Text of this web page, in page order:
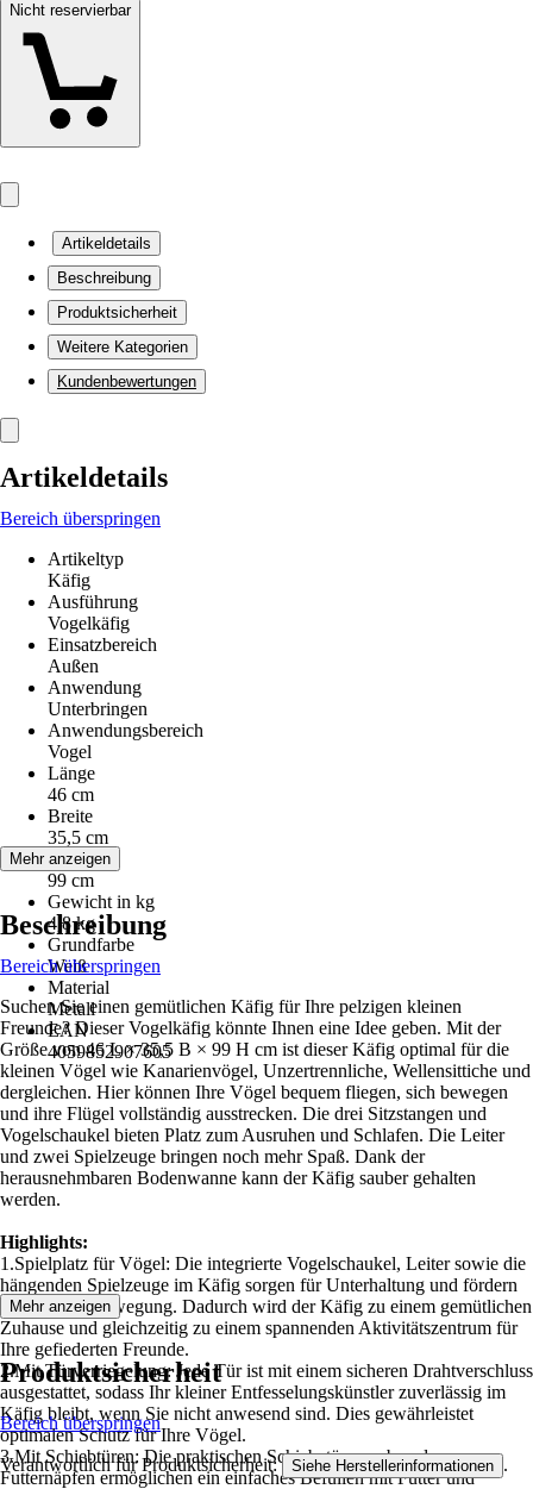
Nicht reservierbar
Artikeldetails
Beschreibung
Produktsicherheit
Weitere Kategorien
Kundenbewertungen
Artikeldetails
Bereich überspringen
Artikeltyp
Käfig
Ausführung
Vogelkäfig
Einsatzbereich
Außen
Anwendung
Unterbringen
Anwendungsbereich
Vogel
Länge
46 cm
Breite
35,5 cm
Höhe
99 cm
Gewicht in kg
4,8 kg
Grundfarbe
Weiß
Material
Metall
EAN
4059852907605
Mehr anzeigen
Beschreibung
Bereich überspringen
Suchen Sie einen gemütlichen Käfig für Ihre pelzigen kleinen
Freunde? Dieser Vogelkäfig könnte Ihnen eine Idee geben. Mit der
Größe von 46 L × 35,5 B × 99 H cm ist dieser Käfig optimal für die
kleinen Vögel wie Kanarienvögel, Unzertrennliche, Wellensittiche und
dergleichen. Hier können Ihre Vögel bequem fliegen, sich bewegen
und ihre Flügel vollständig ausstrecken. Die drei Sitzstangen und
Vogelschaukel bieten Platz zum Ausruhen und Schlafen. Die Leiter
und zwei Spielzeuge bringen noch mehr Spaß. Dank der
herausnehmbaren Bodenwanne kann der Käfig sauber gehalten
werden.
Highlights:
1.Spielplatz für Vögel: Die integrierte Vogelschaukel, Leiter sowie die
hängenden Spielzeuge im Käfig sorgen für Unterhaltung und fördern
die tägliche Bewegung. Dadurch wird der Käfig zu einem gemütlichen
Zuhause und gleichzeitig zu einem spannenden Aktivitätszentrum für
Ihre gefiederten Freunde.
2.Mit Türverriegelung: Jede Tür ist mit einem sicheren Drahtverschluss
ausgestattet, sodass Ihr kleiner Entfesselungskünstler zuverlässig im
Käfig bleibt, wenn Sie nicht anwesend sind. Dies gewährleistet
optimalen Schutz für Ihre Vögel.
3.Mit Schiebtüren: Die praktischen Schiebetüren neben den
Futternäpfen ermöglichen ein einfaches Befüllen mit Futter und
Mehr anzeigen
Produktsicherheit
Bereich überspringen
Verantwortlich für Produktsicherheit: Siehe Herstellerinformationen .